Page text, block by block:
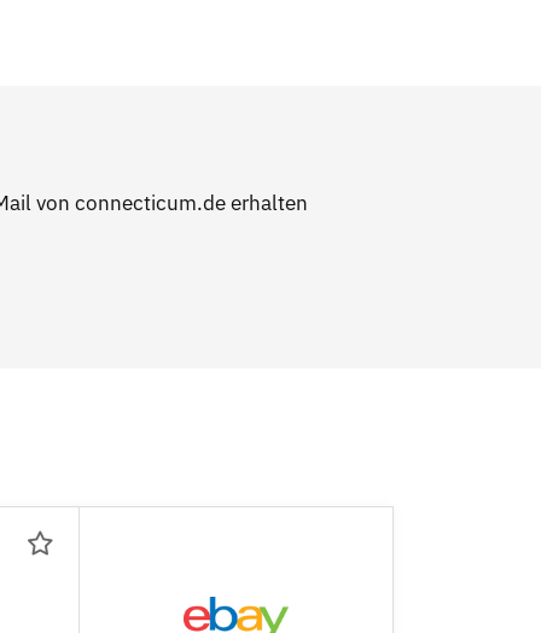
von connecticum.de erhalten